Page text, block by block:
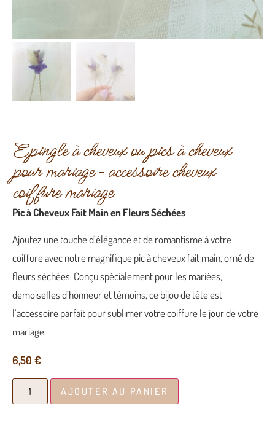
Epingle à cheveux ou pics à cheveux
pour mariage – accessoire cheveux
coiffure mariage
Pic à Cheveux Fait Main en Fleurs Séchées
Ajoutez une touche d’élégance et de romantisme à votre
coiffure avec notre magnifique pic à cheveux fait main, orné de
fleurs séchées. Conçu spécialement pour les mariées,
demoiselles d’honneur et témoins, ce bijou de tête est
l’accessoire parfait pour sublimer votre coiffure le jour de votre
mariage
6,50 €
AJOUTER AU PANIER